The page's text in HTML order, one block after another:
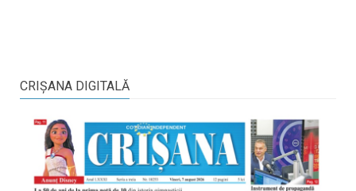
CRIŞANA DIGITALĂ